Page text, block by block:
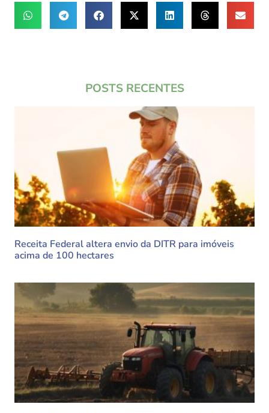
POSTS RECENTES
Receita Federal altera envio da DITR para imóveis
acima de 100 hectares